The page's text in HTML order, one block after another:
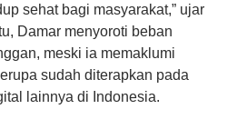
sehat bagi masyarakat,” ujar
Damar menyoroti beban
meski ia memaklumi
sudah diterapkan pada
lainnya di Indonesia.